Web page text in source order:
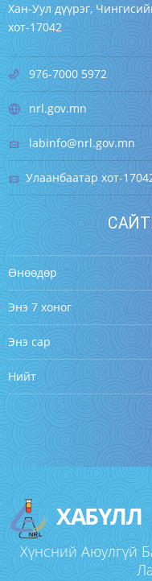
Хан-Уул дүүрэг,
хот-17042
976-7000 5972
nrl.gov.mn
labinfo@nrl.gov.mn
Улаанбаатар хот-
Өнөөдөр
Энэ 7 хоног
Энэ сар
Нийт
ХАБҮЛЛ
Хүнсний Аюулгүй